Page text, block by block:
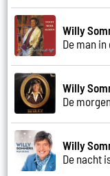
Willy
De man
Willy
De
Willy
De nacht